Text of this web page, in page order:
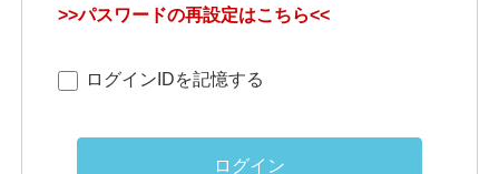
>>パスワードの再設定はこちら<<
ログインIDを記憶する
ログイン